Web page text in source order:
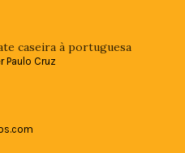
caseira à portuguesa
Paulo Cruz